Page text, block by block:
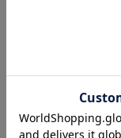
実際の商品と掲載
■店舗や各モール
上、ご注文いただ
を完了できない場
急ぎ発送のご注文